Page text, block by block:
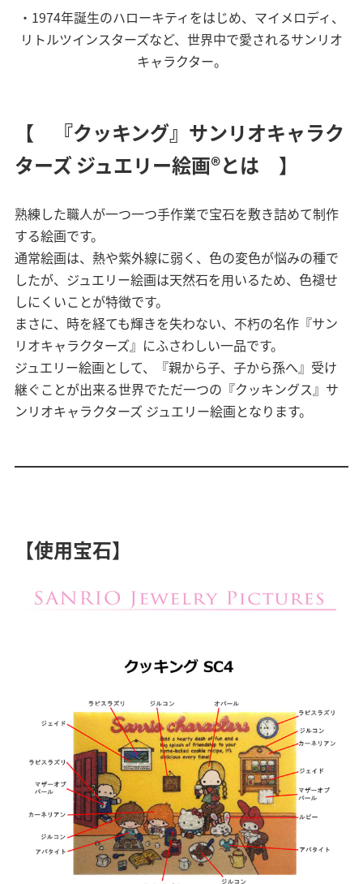
・1974年誕生のハローキティをはじめ、マイメロディ、
リトルツインスターズなど、世界中で愛されるサンリオ
キャラクター。
【 『クッキング』サンリオキャラク
ターズ ジュエリー絵画®とは 】
熟練した職人が一つ一つ手作業で宝石を敷き詰めて制作
する絵画です。
通常絵画は、熱や紫外線に弱く、色の変色が悩みの種で
したが、ジュエリー絵画は天然石を用いるため、色褪せ
しにくいことが特徴です。
まさに、時を経ても輝きを失わない、不朽の名作『サン
リオキャラクターズ』にふさわしい一品です。
ジュエリー絵画として、『親から子、子から孫へ』受け
継ぐことが出来る世界でただ一つの『クッキングス』サ
ンリオキャラクターズ ジュエリー絵画となります。
【使用宝石】